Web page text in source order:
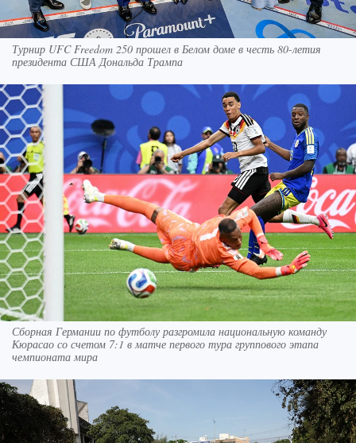
Турнир UFC Freedom 250 прошел в Белом доме в честь 80-летия
президента США Дональда Трампа
Сборная Германии по футболу разгромила национальную команду
Кюрасао со счетом 7:1 в матче первого тура группового этапа
чемпионата мира